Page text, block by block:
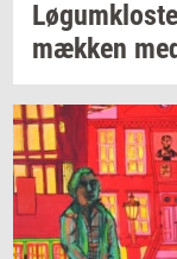
mæk­ken